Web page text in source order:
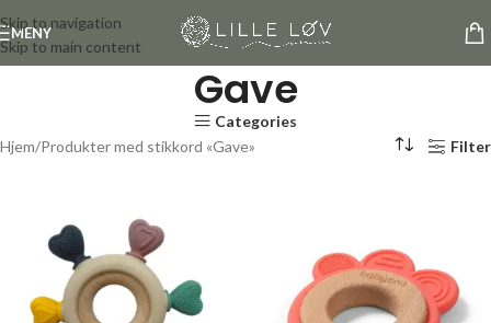
Skip to navigation
Skip to main content
MENY
Gave
Categories
Hjem Produkter med stikkord «Gave» Filter